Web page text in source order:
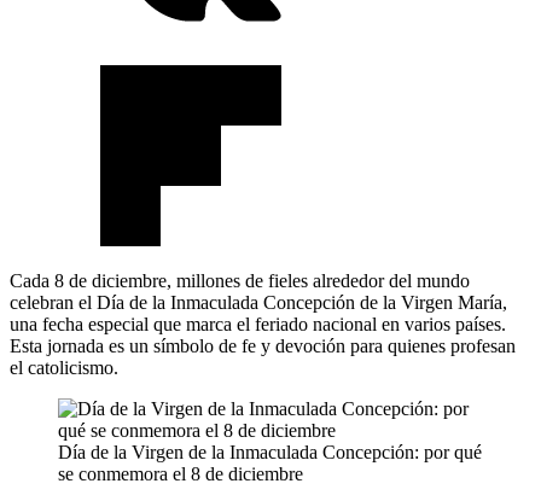
Cada 8 de diciembre, millones de fieles alrededor del mundo
celebran el Día de la Inmaculada Concepción de la Virgen María,
una fecha especial que marca el feriado nacional en varios países.
Esta jornada es un símbolo de fe y devoción para quienes profesan
el catolicismo.
Día de la Virgen de la Inmaculada Concepción: por qué
se conmemora el 8 de diciembre